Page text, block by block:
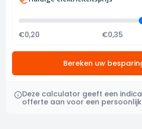
€0,20 €0,35
Bereken uw
Deze calculator geeft een
offerte aan voor een